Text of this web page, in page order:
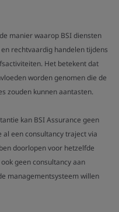
manier waarop BSI diensten
rechtvaardig handelen tijdens
Het betekent dat
worden genomen die de
zouden kunnen aantasten.
kan BSI Assurance geen
een consultancy traject via
doorlopen voor hetzelfde
geen consultancy aan
managementsysteem willen